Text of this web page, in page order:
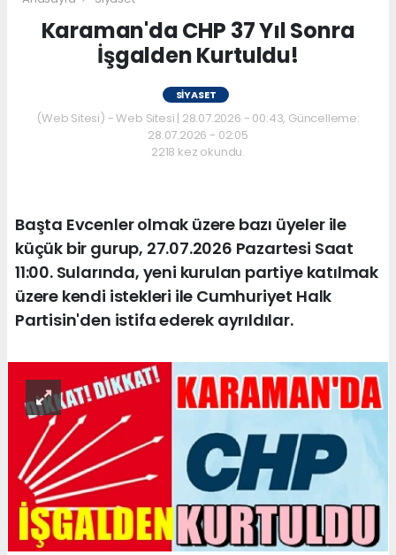
Karaman'da CHP 37 Yıl Sonra
İşgalden Kurtuldu!
SIYASET
(Web Sitesi) - Web Sitesi | 28.07.2026 - 00:43, Güncelleme:
28.07.2026 - 02:05
2218 kez okundu.
Başta Evcenler olmak üzere bazı üyeler ile
küçük bir gurup, 27.07.2026 Pazartesi Saat
11:00. Sularında, yeni kurulan partiye katılmak
üzere kendi istekleri ile Cumhuriyet Halk
Partisin'den istifa ederek ayrıldılar.